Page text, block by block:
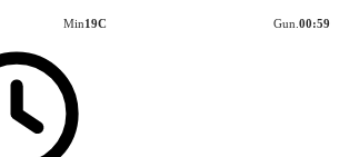
Min19C Gun. 00:59